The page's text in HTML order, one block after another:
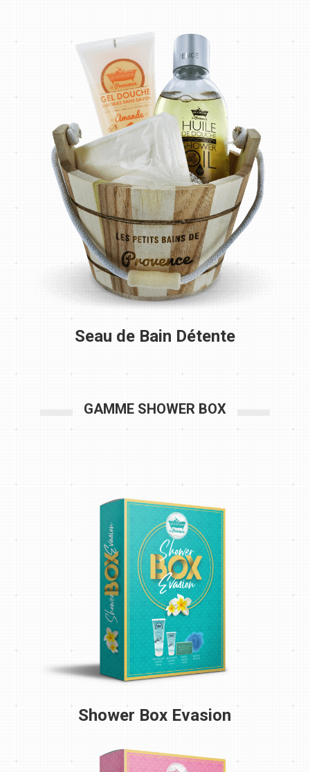
Seau de Bain Détente
GAMME SHOWER BOX
Shower Box Evasion